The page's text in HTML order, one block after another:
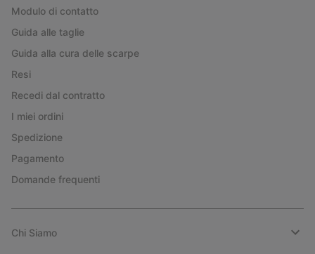
Modulo di contatto
Guida alle taglie
Guida alla cura delle scarpe
Resi
Recedi dal contratto
I miei ordini
Spedizione
Pagamento
Domande frequenti
Chi Siamo